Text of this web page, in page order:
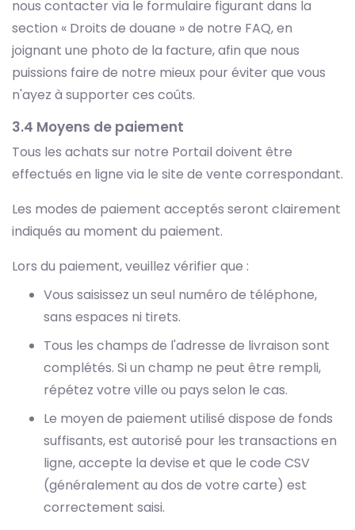
nous contacter via le formulaire figurant dans la
section « Droits de douane » de notre FAQ, en
joignant une photo de la facture, afin que nous
puissions faire de notre mieux pour éviter que vous
n'ayez à supporter ces coûts.
3.4 Moyens de paiement
Tous les achats sur notre Portail doivent être
effectués en ligne via le site de vente correspondant.
Les modes de paiement acceptés seront clairement
indiqués au moment du paiement.
Lors du paiement, veuillez vérifier que :
Vous saisissez un seul numéro de téléphone,
sans espaces ni tirets.
Tous les champs de l'adresse de livraison sont
complétés. Si un champ ne peut être rempli,
répétez votre ville ou pays selon le cas.
Le moyen de paiement utilisé dispose de fonds
suffisants, est autorisé pour les transactions en
ligne, accepte la devise et que le code CSV
(généralement au dos de votre carte) est
correctement saisi.